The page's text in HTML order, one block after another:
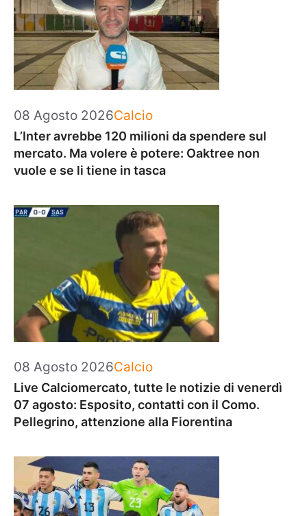
08 Agosto 2026Categorie
Calcio
L’Inter avrebbe 120 milioni da spendere sul
mercato. Ma volere è potere: Oaktree non
vuole e se li tiene in tasca
08 Agosto 2026Categorie
Calcio
Live Calciomercato, tutte le notizie di venerdì
07 agosto: Esposito, contatti con il Como.
Pellegrino, attenzione alla Fiorentina